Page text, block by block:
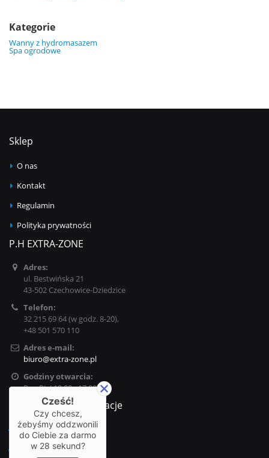
Kategorie
Wanny z hydromasazem
Spa ogrodowe
Sklep
O nas
Kontakt
Regulamin
Polityka prywatności
P.H EXTRA-ZONE
Adres:
ul. Bestwińska 21
43-502 Czechowice-Dziedzice
Telefon:
32 215 69 64 (w godz. 8-20),
+48 501 570 110
Adres e-mail:
biuro@extra-zone.pl
Godziny otwarcia:
Pn - Pt / 10:00 - 17:00
Najważniejsze informacje
Dostawy
Zwroty i wymiany
Cześć!
Czy chcesz,
żebyśmy oddzwonili
do Ciebie za darmo
w 28 sekund?